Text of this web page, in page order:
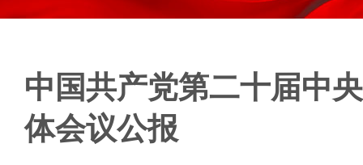
中国共产党第二十届中
体会议公报